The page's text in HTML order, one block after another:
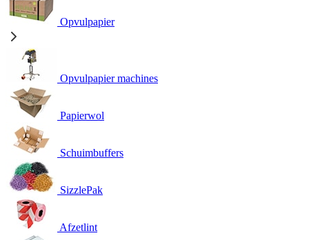
Opvulpapier
Opvulpapier machines
Papierwol
Schuimbuffers
SizzlePak
Afzetlint